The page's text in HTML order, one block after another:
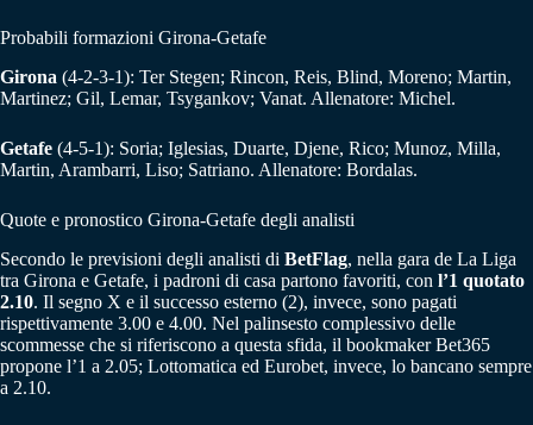
Probabili formazioni Girona-Getafe
Girona (4-2-3-1): Ter Stegen; Rincon, Reis, Blind, Moreno; Martin,
Martinez; Gil, Lemar, Tsygankov; Vanat. Allenatore: Michel.
Getafe (4-5-1): Soria; Iglesias, Duarte, Djene, Rico; Munoz, Milla,
Martin, Arambarri, Liso; Satriano. Allenatore: Bordalas.
Quote e pronostico Girona-Getafe degli analisti
Secondo le previsioni degli analisti di BetFlag, nella gara de La Liga
tra Girona e Getafe, i padroni di casa partono favoriti, con l’1 quotato
2.10. Il segno X e il successo esterno (2), invece, sono pagati
rispettivamente 3.00 e 4.00. Nel palinsesto complessivo delle
scommesse che si riferiscono a questa sfida, il bookmaker Bet365
propone l’1 a 2.05; Lottomatica ed Eurobet, invece, lo bancano sempre
a 2.10.